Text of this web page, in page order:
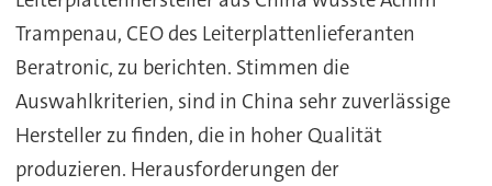
Trampenau, CEO des Leiterplattenlieferanten
Beratronic, zu berichten. Stimmen die
Auswahlkriterien, sind in China sehr zuverlässige
Hersteller zu finden, die in hoher Qualität
produzieren. Herausforderungen der